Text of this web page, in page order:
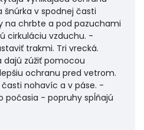
v spodnej časti
na chrbte a pod pazuchami
cirkuláciu vzduchu. -
trakmi. Tri vrecká.
dajú zúžiť pomocou
ochranu pred vetrom.
nohavíc a v páse. -
počasia - popruhy spĺňajú